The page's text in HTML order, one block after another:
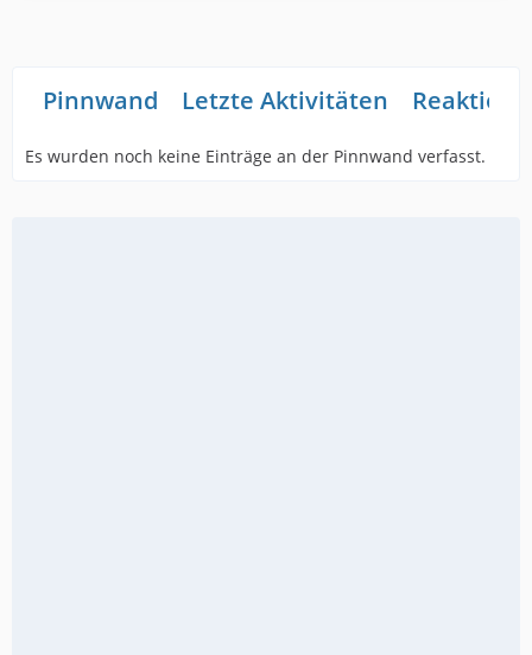
Pinnwand Letzte Aktivitäten
Es wurden noch keine Einträge an der Pinnwand verfasst.